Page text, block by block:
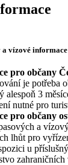
a vízové informace
pro občany
je potřeba
alespoň 3
nutné pro
pro občany
a
lhůt pro
u